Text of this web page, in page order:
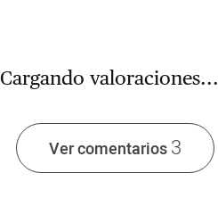
Cargando valoraciones...
Ver comentarios3